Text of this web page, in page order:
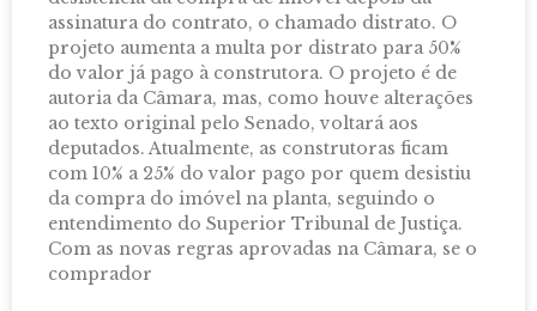
assinatura do contrato, o chamado distrato. O
projeto aumenta a multa por distrato para 50%
do valor já pago à construtora. O projeto é de
autoria da Câmara, mas, como houve alterações
ao texto original pelo Senado, voltará aos
deputados. Atualmente, as construtoras ficam
com 10% a 25% do valor pago por quem desistiu
da compra do imóvel na planta, seguindo o
entendimento do Superior Tribunal de Justiça.
Com as novas regras aprovadas na Câmara, se o
comprador